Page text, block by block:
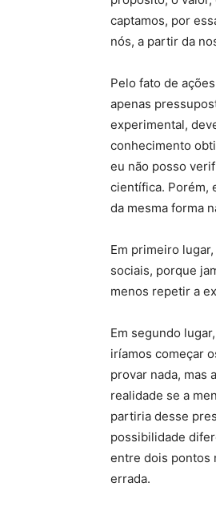
captamos, por
nós, a partir da
Pelo fato de
apenas
experimental,
conhecimento
eu não posso
científica. Porém,
da mesma forma
Em primeiro
sociais, porque
menos repetir a
Em segundo
iríamos começar
provar nada, mas
realidade se a
partiria desse
possibilidade
entre dois pontos
errada.